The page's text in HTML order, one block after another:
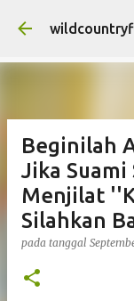
Beginilah
Jika Suami
Menjilat
Silahkan
pada tanggal